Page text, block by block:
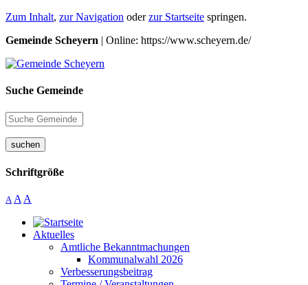
Zum Inhalt, zur Navigation oderzur Startseite springen.
Gemeinde Scheyern | Online: https://www.scheyern.de/
Suche Gemeinde
suchen
Schriftgröße
A A A
Aktuelles
Amtliche Bekanntmachungen
Kommunalwahl 2026
Verbesserungsbeitrag